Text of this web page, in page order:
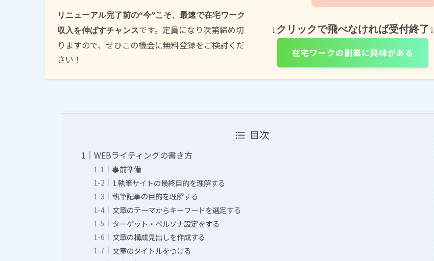
リニューアル完了前の“今”こそ、最速で在宅ワーク
収入を伸ばすチャンスです。定員になり次第締め切
りますので、ぜひこの機会に無料登録をご検討くだ
さい！
↓クリックで飛べなければ受付終了↓
在宅ワークの副業に興味がある
目次
WEBライティングの書き方
事前準備
1.執筆サイトの最終目的を理解する
執筆記事の目的を理解する
文章のテーマからキーワードを選定する
ターゲット・ペルソナ設定をする
文章の構成見出しを作成する
文章のタイトルをつける